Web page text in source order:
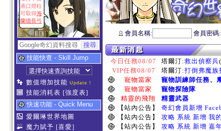
港口燈柱
可取得海
蘭德長弓
技能快查 - Skill Jump
數值增加技能 Update !
技能消耗表 [強度表]
快速功能 - Quick Menu
愛爾琳世界地圖
魔力賦予 [喜愛]
會員名稱: 會員密
今日任務08/07 塔爾汀:救出偵察兵
VIP任務08/07
塔爾汀:打倒弗魔
寵物當家
寵物訓練師任務、
寵物當家
寵物探險隊
精靈的飛翔
精靈武器
【站內公告】
奇幻會員新增
【站內公告】
攻略 系統 新增 我
【站內公告】
攻略 系統 新增 嘉